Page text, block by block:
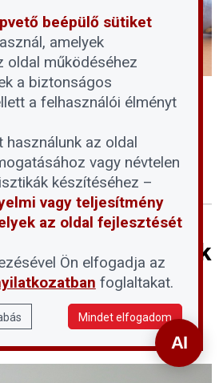
díjszabását 2026.
áremelés elsősorban a
valamint a
érinti.
szigorodik
beépülő sütiket
amelyek
oldal működéséhez
a biztonságos
a felhasználói élményt
használunk az oldal
vagy névtelen
készítéséhez –
vagy teljesítmény
az oldal fejlesztését
Ön elfogadja az
foglaltakat.
Mindet elfogadom